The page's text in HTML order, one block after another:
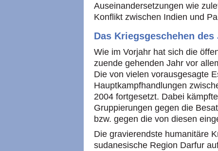
Auseinandersetzungen wie
Konflikt zwischen Indien und
Das Kriegsgeschehen
Wie im Vorjahr hat sich die
zuende gehenden Jahr vor
Die von vielen vorausgesagte
Hauptkampfhandlungen
2004 fortgesetzt. Dabei
Gruppierungen gegen die
bzw. gegen die von diesen
Die gravierendste humanitäre
sudanesische Region Darfur